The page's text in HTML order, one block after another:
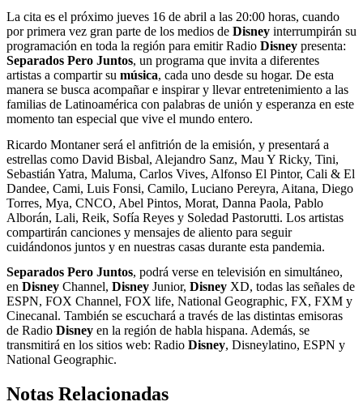
La cita es el próximo jueves 16 de abril a las 20:00 horas, cuando
por primera vez gran parte de los medios de Disney interrumpirán su
programación en toda la región para emitir Radio Disney presenta:
Separados Pero Juntos, un programa que invita a diferentes
artistas a compartir su música, cada uno desde su hogar. De esta
manera se busca acompañar e inspirar y llevar entretenimiento a las
familias de Latinoamérica con palabras de unión y esperanza en este
momento tan especial que vive el mundo entero.
Ricardo Montaner será el anfitrión de la emisión, y presentará a
estrellas como David Bisbal, Alejandro Sanz, Mau Y Ricky, Tini,
Sebastián Yatra, Maluma, Carlos Vives, Alfonso El Pintor, Cali & El
Dandee, Cami, Luis Fonsi, Camilo, Luciano Pereyra, Aitana, Diego
Torres, Mya, CNCO, Abel Pintos, Morat, Danna Paola, Pablo
Alborán, Lali, Reik, Sofía Reyes y Soledad Pastorutti. Los artistas
compartirán canciones y mensajes de aliento para seguir
cuidándonos juntos y en nuestras casas durante esta pandemia.
Separados Pero Juntos, podrá verse en televisión en simultáneo,
en Disney Channel, Disney Junior, Disney XD, todas las señales de
ESPN, FOX Channel, FOX life, National Geographic, FX, FXM y
Cinecanal. También se escuchará a través de las distintas emisoras
de Radio Disney en la región de habla hispana. Además, se
transmitirá en los sitios web: Radio Disney, Disneylatino, ESPN y
National Geographic.
Notas Relacionadas